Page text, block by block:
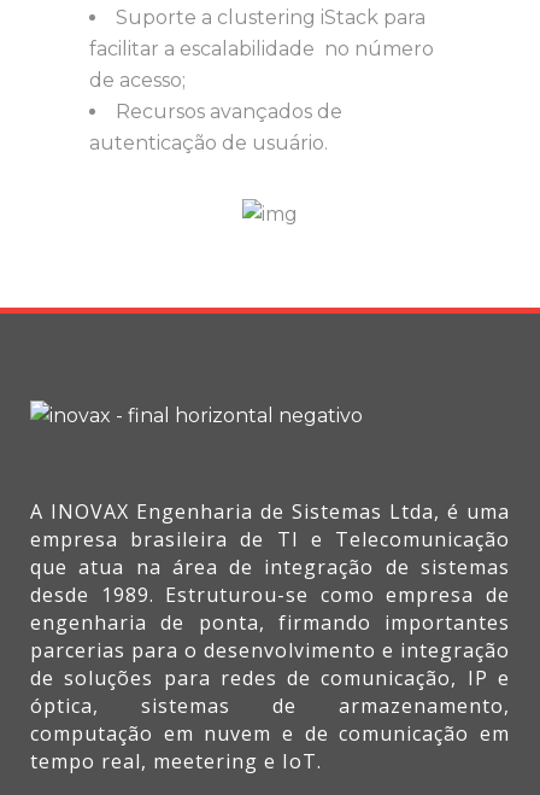
Suporte a clustering iStack para
facilitar a escalabilidade no número
de acesso;
Recursos avançados de
autenticação de usuário.
A INOVAX Engenharia de Sistemas Ltda, é uma
empresa brasileira de TI e Telecomunicação
que atua na área de integração de sistemas
desde 1989. Estruturou-se como empresa de
engenharia de ponta, firmando importantes
parcerias para o desenvolvimento e integração
de soluções para redes de comunicação, IP e
óptica, sistemas de armazenamento,
computação em nuvem e de comunicação em
tempo real, meetering e IoT.